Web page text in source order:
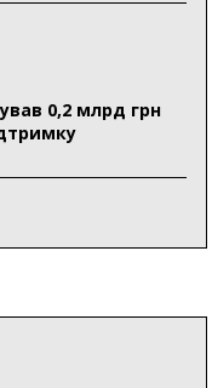
0,2 млрд грн
дітей із